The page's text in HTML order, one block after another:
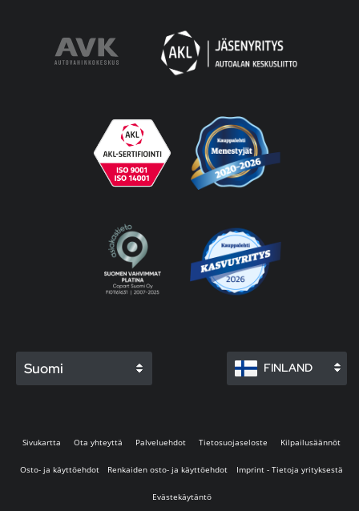
Suomi FINLAND
Sivukartta Ota yhteyttä Palveluehdot Tietosuojaseloste Kilpailusäännöt
Osto- ja käyttöehdot Renkaiden osto- ja käyttöehdot Imprint - Tietoja yrityksestä
Evästekäytäntö